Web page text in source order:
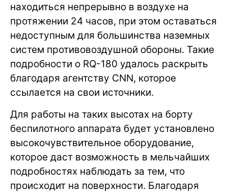
находиться непрерывно в воздухе на
протяжении 24 часов, при этом оставаться
недоступным для большинства наземных
систем противовоздушной обороны. Такие
подробности о RQ-180 удалось раскрыть
благодаря агентству CNN, которое
ссылается на свои источники.
Для работы на таких высотах на борту
беспилотного аппарата будет установлено
высокочувствительное оборудование,
которое даст возможность в мельчайших
подробностях наблюдать за тем, что
происходит на поверхности. Благодаря